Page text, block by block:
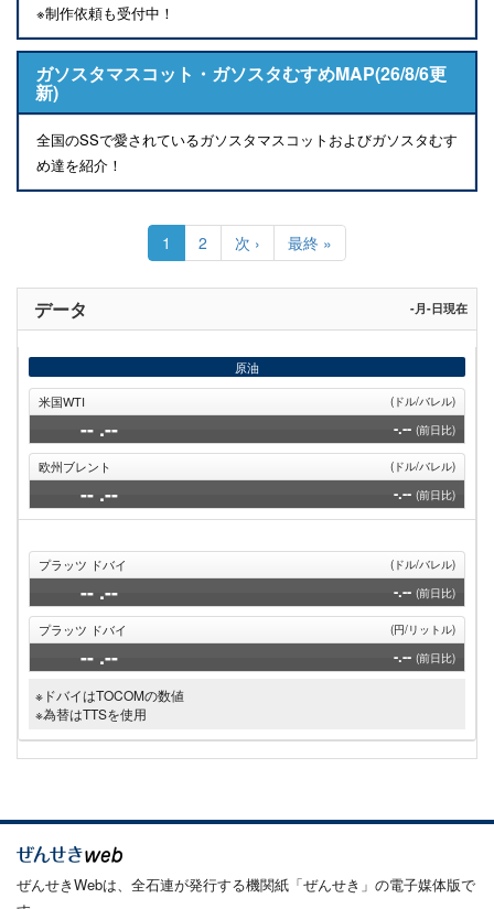
※制作依頼も受付中！
ガソスタマスコット・ガソスタむすめMAP(26/8/6更
新)
全国のSSで愛されているガソスタマスコットおよびガソスタむす
め達を紹介！
送
り
カ
レ
ン
ペ
1 Page
2
次
ペ
ー
次 ›
最
終
ペ
ジ
最終 »
データ -月-日現在
原油
米国WTI
(ドル/バレル)
-- .-- -.-- (前日比)
欧州ブレント (ドル/バレル)
-- .-- -.-- (前日比)
プラッツ ドバイ (ドル/バレル)
-- .-- -.-- (前日比)
プラッツ ドバイ (円/リットル)
-- .-- -.-- (前日比)
※ドバイはTOCOMの数値
※為替はTTSを使用
ぜんせきWebは、全石連が発行する機関紙「ぜんせき」の電子媒体版で